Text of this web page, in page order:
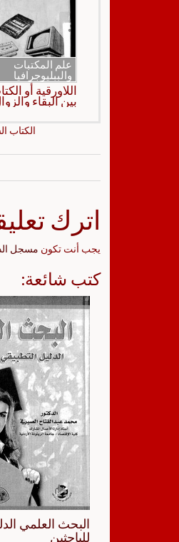
علم المكتبات
والببليوجرافيا
اللاورقية أو
بين البقاء
الكتاب
اترك
يجب أنت تكون مسجل
كتب شائعة:
البحث العلمي
للباحثين